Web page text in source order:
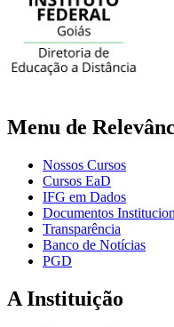
Menu de
Nossos Cursos
Cursos EaD
IFG em Dados
Documentos
Transparência
Banco de Notícias
PGD
A Instituição